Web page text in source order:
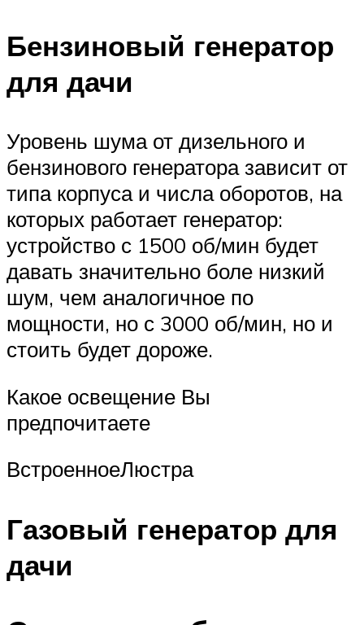
Бензиновый генератор
для дачи
Уровень шума от дизельного и
бензинового генератора зависит от
типа корпуса и числа оборотов, на
которых работает генератор:
устройство с 1500 об/мин будет
давать значительно боле низкий
шум, чем аналогичное по
мощности, но с 3000 об/мин, но и
стоить будет дороже.
Какое освещение Вы
предпочитаете
ВстроенноеЛюстра
Газовый генератор для
дачи